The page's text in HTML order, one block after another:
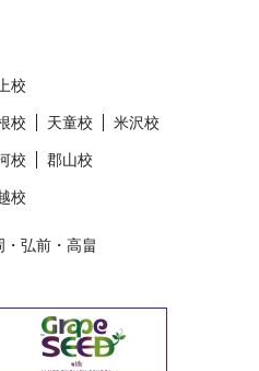
校
校 天童校 米沢校
校 郡山校
校
弘前 高畠